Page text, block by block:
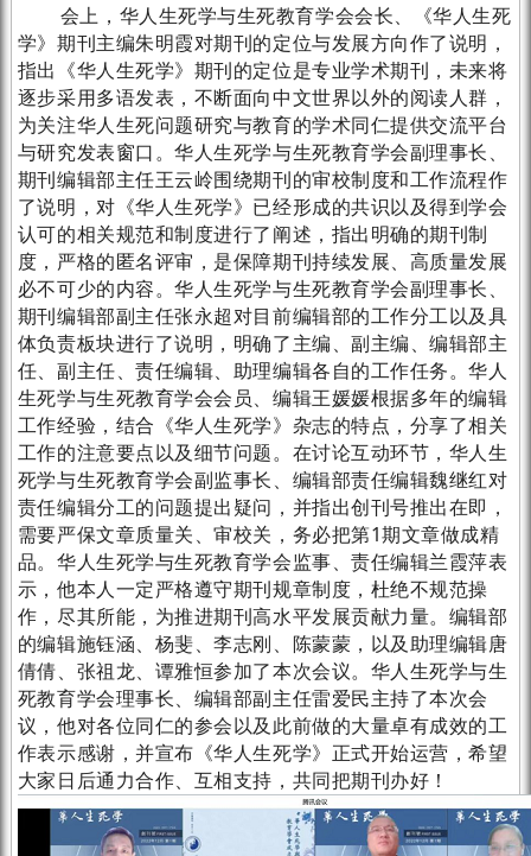
会上，华人生死学与生死教育学会会长、《华人生死
学》期刊主编朱明霞对期刊的定位与发展方向作了说明，
指出《华人生死学》期刊的定位是专业学术期刊，未来将
逐步采用多语发表，不断面向中文世界以外的阅读人群，
为关注华人生死问题研究与教育的学术同仁提供交流平台
与研究发表窗口。华人生死学与生死教育学会副理事长、
期刊编辑部主任王云岭围绕期刊的审校制度和工作流程作
了说明，对《华人生死学》已经形成的共识以及得到学会
认可的相关规范和制度进行了阐述，指出明确的期刊制
度，严格的匿名评审，是保障期刊持续发展、高质量发展
必不可少的内容。华人生死学与生死教育学会副理事长、
期刊编辑部副主任张永超对目前编辑部的工作分工以及具
体负责板块进行了说明，明确了主编、副主编、编辑部主
任、副主任、责任编辑、助理编辑各自的工作任务。华人
生死学与生死教育学会会员、编辑王媛媛根据多年的编辑
工作经验，结合《华人生死学》杂志的特点，分享了相关
工作的注意要点以及细节问题。在讨论互动环节，华人生
死学与生死教育学会副监事长、编辑部责任编辑魏继红对
责任编辑分工的问题提出疑问，并指出创刊号推出在即，
需要严保文章质量关、审校关，务必把第1期文章做成精
品。华人生死学与生死教育学会监事、责任编辑兰霞萍表
示，他本人一定严格遵守期刊规章制度，杜绝不规范操
作，尽其所能，为推进期刊高水平发展贡献力量。编辑部
的编辑施钰涵、杨斐、李志刚、陈蒙蒙，以及助理编辑唐
倩倩、张祖龙、谭雅恒参加了本次会议。华人生死学与生
死教育学会理事长、编辑部副主任雷爱民主持了本次会
议，他对各位同仁的参会以及此前做的大量卓有成效的工
作表示感谢，并宣布《华人生死学》正式开始运营，希望
大家日后通力合作、互相支持，共同把期刊办好！